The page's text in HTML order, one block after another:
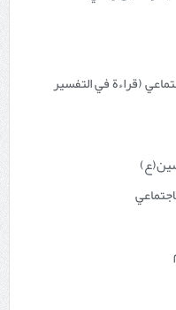
(قراءة في التفسير